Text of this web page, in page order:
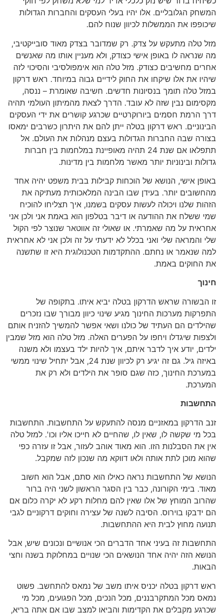
המשחק הגלובליים. אלו יהיו בעלי העסקים והחברות הגדולות
שיכופפו את הממשלות לכיוון שנוח להם.
מזל טלה מתעקש על צדק. רק שמדובר בצדק מאוד סובייקטיבי,
מה שנראה לו באופן אישי כצודק, ולא מעניין אותו מה שאנשים
אחרים מחשיבים כצודק. מזל טלה הוא אימפולסיבי והסיכוי לזה
שיהיו את אלו שיקחו את החוק לידיים גבוה במיוחד. ראש דרקון
במזל טלה תומך בנסיונות חדשים. חשיבה שאומרת – ננסה,
מקסימום נבין שזה לא עובד. הדרך לצאת מהמיתון העולמי תהיה
דרך הרמת חסמים ביורוקרטיים שכרגע קושרים את ידי העסקים
הבינוניים. ראש דרקון בטלה ייתן להם את היתרון כשרבים ימאסו
בצורה שבה החברות הגדולות בעצם מנהלות את העולם. אל
תתפלאו אם שנת 24 תהיה מאופיינת במלחמות בין חברות
גדולות ובינוניות יותר מאשר מלחמות בין מדינות.
באופן אישי, הנושא של הוכחות קבילות בבית משפט יהיה אחד
מהחשובים יותר. בעידן שבו הבינה המלאכותית מעתיקה את
הזהות שלנו ויכולה לעשות עסקים בשמנו, איך תצליחו להוכיח
שמי ששלח את ההודעה או דיבר בטלפון הוא באמת אני ולכן אני
אחראית על מה שאמרתי. או שאולי זה אווטאר שנוצר לפי הקול
שלי והמראה שלי ואני בכלל לא ידעתי על זה ולכן אני לא אחראית
למה שנאמר או נחתם. ההתקדמות הטכנולוגית היא זו שתשנה
את החוקים באמת.
חינוך
זו הבשורה שראש הדרקון בטלה יביא איתו. בתקופה של
התפרקות מערכות החינוך מגיע שינוי כיוון מבורך שבו נזכרים
שהילדים הם העתיד של כולנו ושאי אפשר להמשיך להזניח אותם
ולצפות שיגדלו ויחפו על הפערים האלה. מזל טלה הוא מזל שמבין
ילדים, יודע איך לדבר איתם, איך להיות ילד בעצמו ולא משנה
באיזה גיל. גם זה יגיע רק לכיוון שנת 24, אבל יתחיל שינוי ממשי
במערכת החינוך, כזה שגם סופר את הילדים ולא רק את
המערכת.
התחשבות
זנב הדרקון במאזניים מנסה להתעקש על התחשבות. התחשבות
בכל מי שקשה לו, שאין לו, שהחיים לא חייכו אליו וכו'. למזל טלה
אין את הסבלנות הזו. הוא מאוד אוהב לעזור, אבל זו עזרה כפי
שהוא מוכן לתת אותה ולאו דווקא מה שנכון לזה שמקבל.
הנושא של התחשבות נראה כאילו הוא סתם, אבל הוא חשוב
מאוד. בימי הקורונה, כבר בין הסגר הראשון לשני היה ברור
שהרוב המוחץ של אלו שאין להם מחלות רקע לא יקרה כלום אם
הם ידבקו בוירוס. הסיבה לשנה של עצירה וחוקים דרקוניים לגבי
תנועה מחוץ לבית היא ההתחשבות.
התחשבות זה בעיני אחד הדברים הכי אנושיים ונכונים שיש, אבל
הנושא הזה יהיה אחד הנושאים הכי שנויים במחלוקת בשנה וחצי
הבאות.
ראש דרקון בטלה יכניס איתו משב של נמאס להתחשב. פשוט
נמאס מכל המתקרבננים, מכל הנכים, מכל הפגועים, מכל מי
שכרגע מקבלים את הקדימות והביאו למצב שבו אם אתה בריא,